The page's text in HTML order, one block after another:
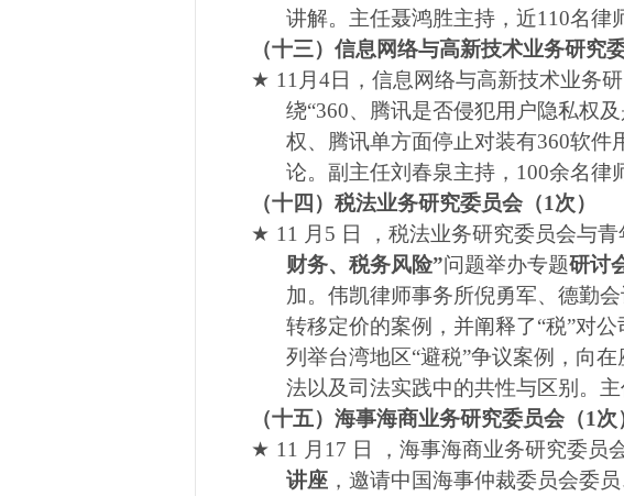
讲解。主任聂鸿胜主持，近110名律
（十三）信息网络与高新技术业务研究
★ 11 月 4日，信息网络与高新技术业务
绕“360、腾讯是否侵犯用户隐私权
权、腾讯单方面停止对装有360软件
论。 副主任刘春泉主持， 100余名律
（十四）税法业务研究委员会（1次）
★ 11 月5 日 ，税法业务研究委员会与
财务、税务风险”问题举办专题研讨
加。伟凯律师事务所倪勇军、德勤
转移定价的案例，并阐释了“税”对
列举台湾地区“避税”争议案例，向
法以及司法实践中的共性与区别。
（十五）海事海商业务研究委员会（1次
★ 11 月17 日 ，海事海商业务研究委员
讲座 ，邀请中国海事仲裁委员会委